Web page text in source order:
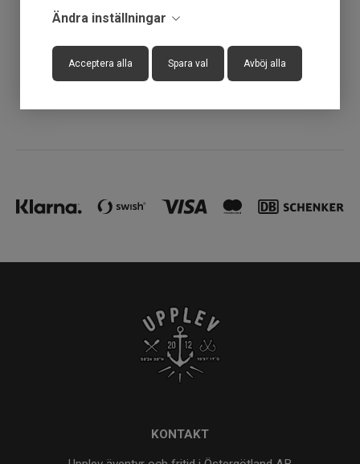
Ändra inställningar
Acceptera alla Spara val Avböj alla
30 dagar öppet köp
KONTAKT